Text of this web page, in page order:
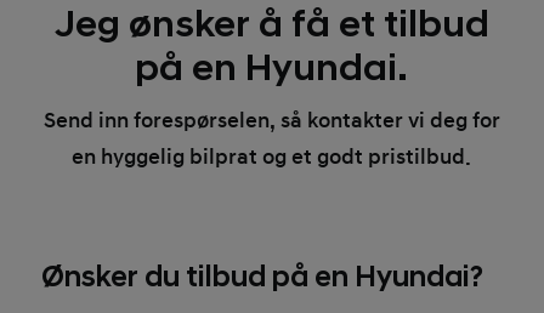
Jeg ønsker å få et tilbud
på en Hyundai.
Send inn forespørselen, så kontakter vi deg for
en hyggelig bilprat og et godt pristilbud.
Ønsker du tilbud på en Hyundai?